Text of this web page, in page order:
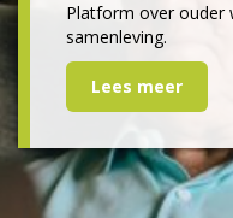
Platform over ouder
samenleving.
Lees meer